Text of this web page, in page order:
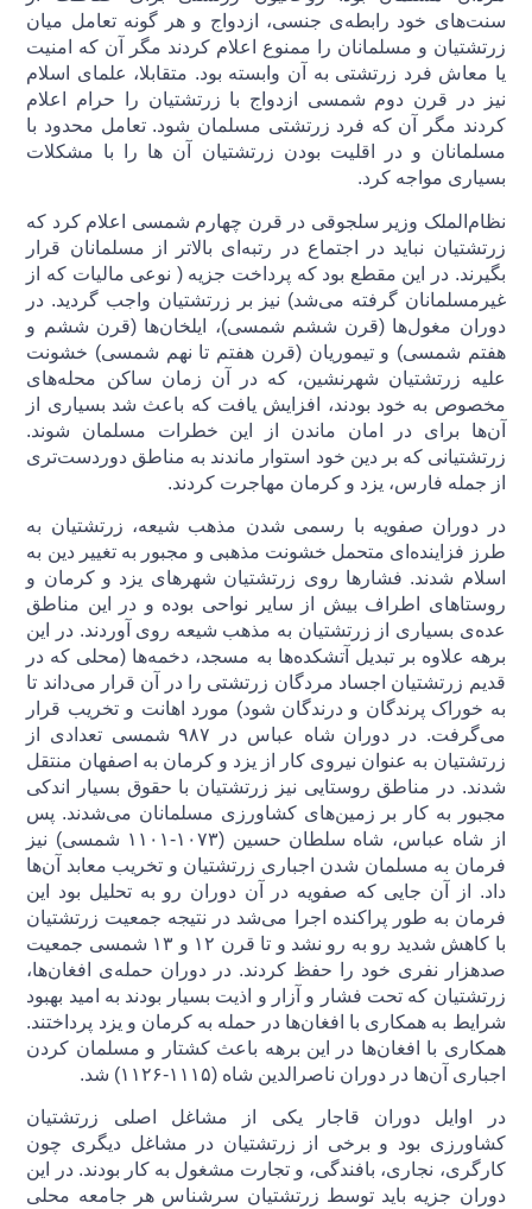
سنت‌های خود رابطه‌ی جنسی، ازدواج و هر گونه تعامل میان
زرتشتیان و مسلمانان را ممنوع اعلام کردند مگر آن که امنیت
یا معاش فرد زرتشتی به آن وابسته بود. متقابلا، علمای اسلام
نیز در قرن دوم شمسی ازدواج با زرتشتیان را حرام اعلام
کردند مگر آن که فرد زرتشتی مسلمان شود. تعامل محدود با
مسلمانان و در اقلیت بودن زرتشتیان آن ها را با مشکلات
بسیاری مواجه کرد.
نظام‌الملک وزیر سلجوقی در قرن چهارم شمسی اعلام کرد که
زرتشتیان نباید در اجتماع در رتبه‌ای بالاتر از مسلمانان قرار
بگیرند. در این مقطع بود که پرداخت جزیه ( نوعی مالیات که از
غیرمسلمانان گرفته می‌شد) نیز بر زرتشتیان واجب گردید. در
دوران مغول‌ها (قرن ششم شمسی)، ایلخان‌ها (قرن ششم و
هفتم شمسی) و تیموریان (قرن هفتم تا نهم شمسی) خشونت
علیه زرتشتیان شهرنشین، که در آن زمان ساکن محله‌های
مخصوص به خود بودند، افزایش یافت که باعث شد بسیاری از
آن‌ها برای در امان ماندن از این خطرات مسلمان شوند.
زرتشتیانی که بر دین خود استوار ماندند به مناطق دوردست‌تری
از جمله فارس، یزد و کرمان مهاجرت کردند.
در دوران صفویه با رسمی شدن مذهب شیعه، زرتشتیان به
طرز فزاینده‌ای متحمل خشونت مذهبی و مجبور به تغییر دین به
اسلام شدند. فشارها روی زرتشتیان شهرهای یزد و کرمان و
روستاهای اطراف بیش از سایر نواحی بوده و در این مناطق
عده‌ی بسیاری از زرتشتیان به مذهب شیعه روی آوردند. در این
برهه علاوه بر تبدیل آتشکده‌ها به مسجد، دخمه‌ها (محلی که در
قدیم زرتشتیان اجساد مردگان زرتشتی را در آن قرار می‌داند تا
به خوراک پرندگان و درندگان شود) مورد اهانت و تخریب قرار
می‌گرفت. در دوران شاه عباس در ۹۸۷ شمسی تعدادی از
زرتشتیان به عنوان نیروی کار از یزد و کرمان به اصفهان منتقل
شدند. در مناطق روستایی نیز زرتشتیان با حقوق بسیار اندکی
مجبور به کار بر زمین‌های کشاورزی مسلمانان می‌شدند. پس
از شاه عباس، شاه سلطان حسین (۱۰۷۳-۱۱۰۱ شمسی) نیز
فرمان به مسلمان شدن اجباری زرتشتیان و تخریب معابد آن‌ها
داد. از آن جایی که صفویه در آن دوران رو به تحلیل بود این
فرمان به طور پراکنده اجرا می‌شد در نتیجه جمعیت زرتشتیان
با کاهش شدید رو به رو نشد و تا قرن ۱۲ و ۱۳ شمسی جمعیت
صدهزار نفری خود را حفظ کردند. در دوران حمله‌ی افغان‌ها،
زرتشتیان که تحت فشار و آزار و اذیت بسیار بودند به امید بهبود
شرایط به همکاری با افغان‌ها در حمله به کرمان و یزد پرداختند.
همکاری با افغان‌ها در این برهه باعث کشتار و مسلمان کردن
اجباری آن‌ها در دوران ناصرالدین شاه (۱۱۱۵-۱۱۲۶) شد.
در اوایل دوران قاجار یکی از مشاغل اصلی زرتشتیان
کشاورزی بود و برخی از زرتشتیان در مشاغل دیگری چون
کارگری، نجاری، بافندگی، و تجارت مشغول به کار بودند. در این
دوران جزیه باید توسط زرتشتیان سرشناس هر جامعه محلی